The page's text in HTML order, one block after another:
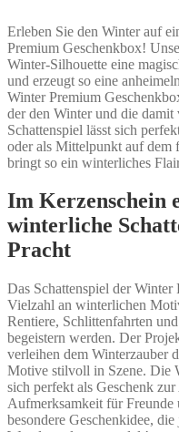
Erleben Sie den Winter auf
Premium Geschenkbox!
Winter-Silhouette eine
und erzeugt so eine
Winter Premium
der den Winter und die
Schattenspiel lässt sich
oder als Mittelpunkt auf dem
bringt so ein winterliches
Im Kerzenschein
winterliche
Pracht
Das Schattenspiel der
Vielzahl an winterlichen
Rentiere, Schlittenfahrten
begeistern werden. Der
verleihen dem Winterzauber
Motive stilvoll in Szene. Die
sich perfekt als Geschenk
Aufmerksamkeit für Freunde
besondere Geschenkidee,